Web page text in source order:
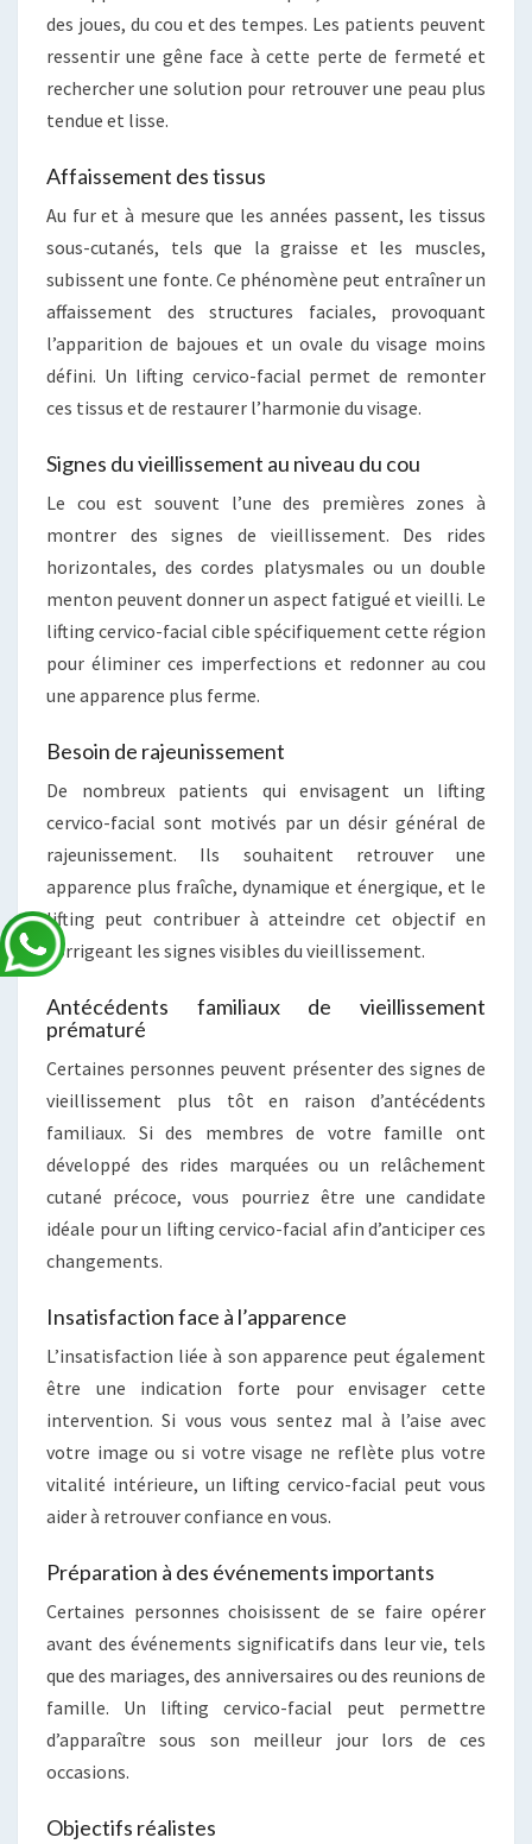
des joues, du cou et des tempes. Les patients peuvent
ressentir une gêne face à cette perte de fermeté et
rechercher une solution pour retrouver une peau plus
tendue et lisse.
Affaissement des tissus
Au fur et à mesure que les années passent, les tissus
sous-cutanés, tels que la graisse et les muscles,
subissent une fonte. Ce phénomène peut entraîner un
affaissement des structures faciales, provoquant
l’apparition de bajoues et un ovale du visage moins
défini. Un lifting cervico-facial permet de remonter
ces tissus et de restaurer l’harmonie du visage.
Signes du vieillissement au niveau du cou
Le cou est souvent l’une des premières zones à
montrer des signes de vieillissement. Des rides
horizontales, des cordes platysmales ou un double
menton peuvent donner un aspect fatigué et vieilli. Le
lifting cervico-facial cible spécifiquement cette région
pour éliminer ces imperfections et redonner au cou
une apparence plus ferme.
Besoin de rajeunissement
De nombreux patients qui envisagent un lifting
cervico-facial sont motivés par un désir général de
rajeunissement. Ils souhaitent retrouver une
apparence plus fraîche, dynamique et énergique, et le
lifting peut contribuer à atteindre cet objectif en
corrigeant les signes visibles du vieillissement.
Antécédents familiaux de vieillissement
prématuré
Certaines personnes peuvent présenter des signes de
vieillissement plus tôt en raison d’antécédents
familiaux. Si des membres de votre famille ont
développé des rides marquées ou un relâchement
cutané précoce, vous pourriez être une candidate
idéale pour un lifting cervico-facial afin d’anticiper ces
changements.
Insatisfaction face à l’apparence
L’insatisfaction liée à son apparence peut également
être une indication forte pour envisager cette
intervention. Si vous vous sentez mal à l’aise avec
votre image ou si votre visage ne reflète plus votre
vitalité intérieure, un lifting cervico-facial peut vous
aider à retrouver confiance en vous.
Préparation à des événements importants
Certaines personnes choisissent de se faire opérer
avant des événements significatifs dans leur vie, tels
que des mariages, des anniversaires ou des reunions de
famille. Un lifting cervico-facial peut permettre
d’apparaître sous son meilleur jour lors de ces
occasions.
Objectifs réalistes